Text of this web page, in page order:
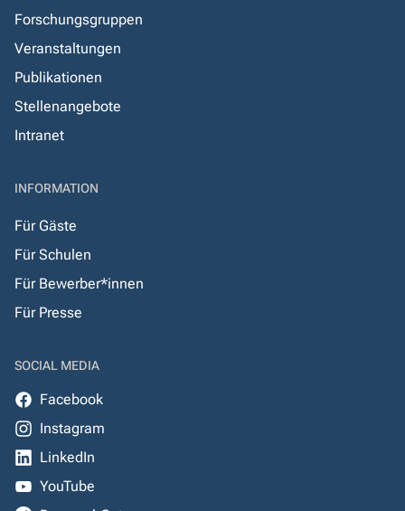
Forschungsgruppen
Veranstaltungen
Publikationen
Stellenangebote
Intranet
INFORMATION
Für Gäste
Für Schulen
Für Bewerber*innen
Für Presse
SOCIAL MEDIA
Facebook
Instagram
LinkedIn
YouTube